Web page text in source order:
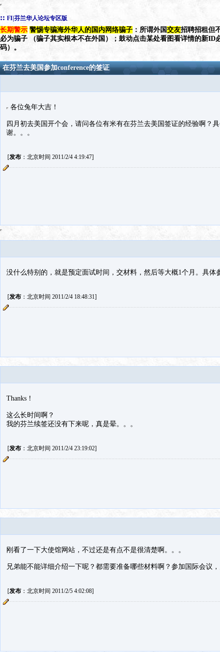
:: FI|芬兰华人论坛专区版
长期警示 警惕专骗海外华人的国内网络骗子 ：所谓外国交友招聘招租但
必为骗子 （骗子其实根本不在外国）；鼓动点击某处看图看详情的新ID
码）。
在芬兰去美国参加conference的签证
各位兔年大吉！
四月初去美国开个会，请问各位有米有在芬兰去美国签证的经验啊？
谢。。。
[发布：北京时间 2011/2/4 4:19:47]
没什么特别的，就是预定面试时间，交材料，然后等大概1个月。具体
[发布：北京时间 2011/2/4 18:48:31]
Thanks！
这么长时间啊？
我的芬兰续签还没有下来呢，真是晕。。。
[发布：北京时间 2011/2/4 23:19:02]
刚看了一下大使馆网站，不过还是有点不是很清楚啊。。。
兄弟能不能详细介绍一下呢？都需要准备哪些材料啊？参加国际会议
[发布：北京时间 2011/2/5 4:02:08]